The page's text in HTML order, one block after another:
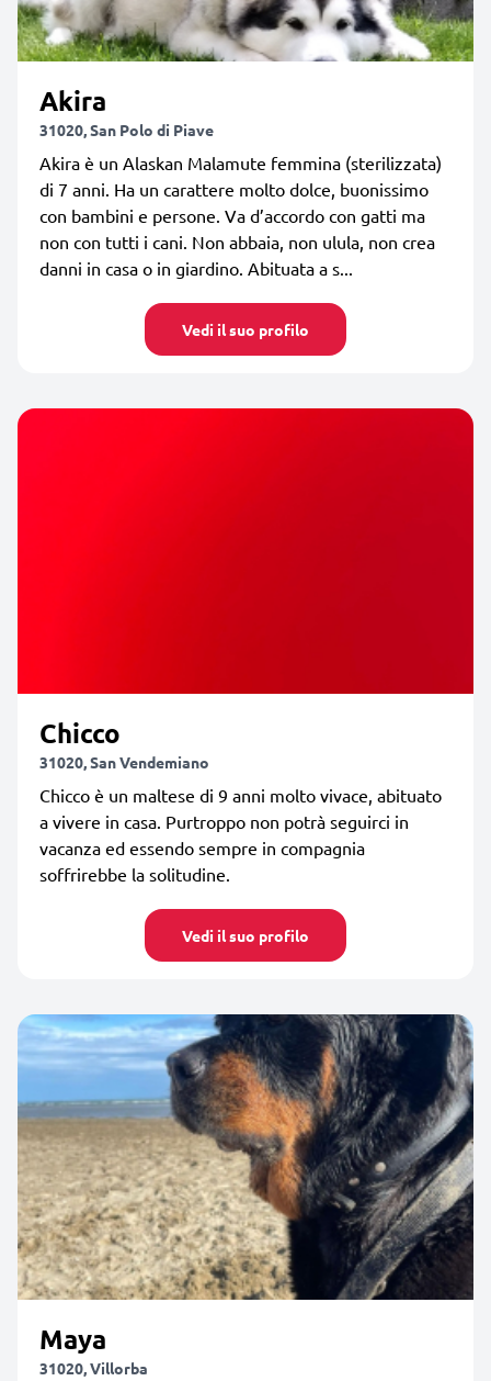
Akira
31020, San Polo di Piave
Akira è un Alaskan Malamute femmina (sterilizzata)
di 7 anni. Ha un carattere molto dolce, buonissimo
con bambini e persone. Va d’accordo con gatti ma
non con tutti i cani. Non abbaia, non ulula, non crea
danni in casa o in giardino. Abituata a s...
Vedi il suo profilo
Chicco
31020, San Vendemiano
Chicco è un maltese di 9 anni molto vivace, abituato
a vivere in casa. Purtroppo non potrà seguirci in
vacanza ed essendo sempre in compagnia
soffrirebbe la solitudine.
Vedi il suo profilo
Maya
31020, Villorba